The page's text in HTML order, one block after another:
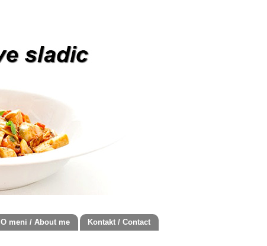
O meni / About me
Kontakt / Contact